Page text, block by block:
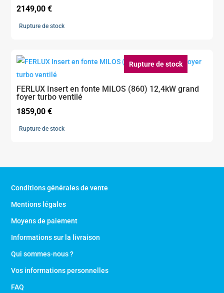
2149,00€
Rupture de stock
Rupture de stock
FERLUX Insert en fonte MILOS (860) 12,4kW grand
foyer turbo ventilé
1859,00€
Rupture de stock
Conditions générales de vente
Mentions légales
Moyens de paiement
Informations sur la livraison
Qui sommes-nous ?
Vos informations personnelles
FAQ